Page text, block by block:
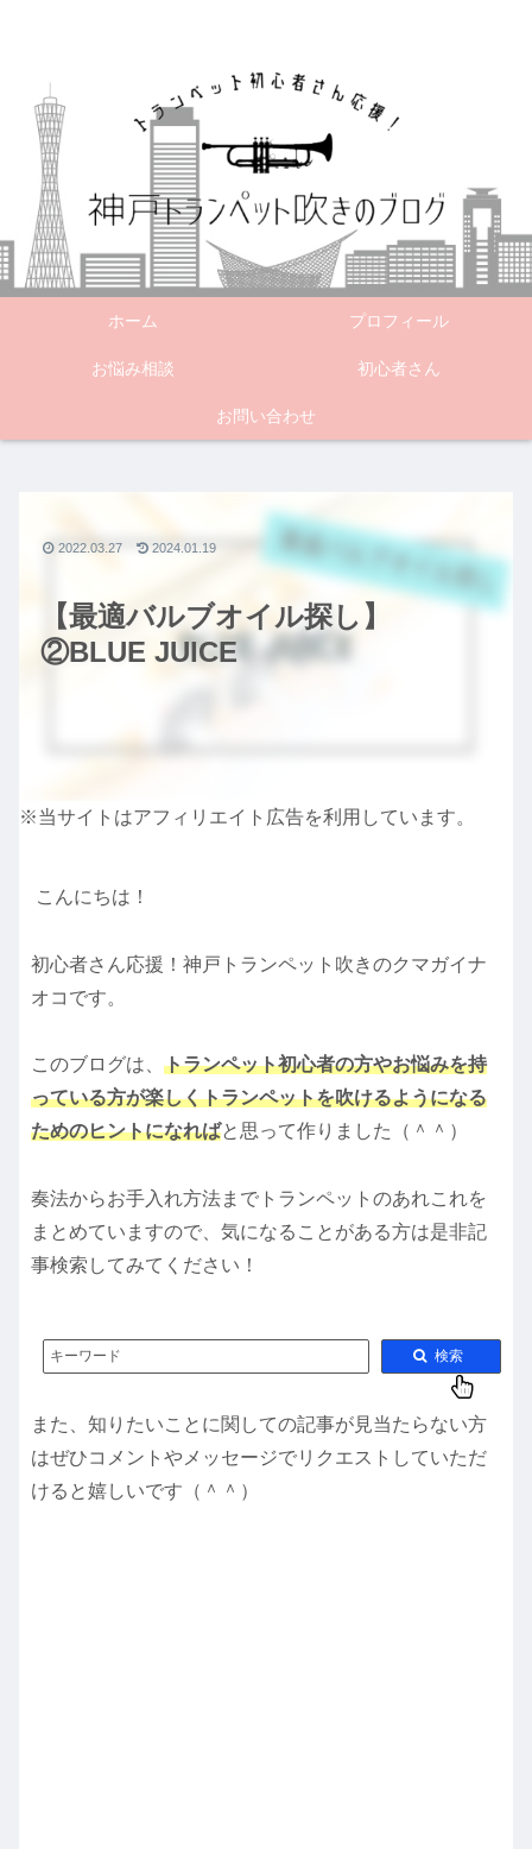
ホーム プロフィール
お悩み相談 初心者さん
お問い合わせ
【最適バルブオイル探し】
②BLUE JUICE
2022.03.27 2024.01.19
※当サイトはアフィリエイト広告を利用しています。
こんにちは！
初心者さん応援！神戸トランペット吹きのクマガイナ
オコです。
このブログは、 トランペット初心者の方やお悩みを持
っている方が楽しくトランペットを吹けるようになる
ためのヒントになればと思って作りました（＾＾）
奏法からお手入れ方法までトランペットのあれこれを
まとめていますので、気になることがある方は是非記
事検索してみてください！
キーワード 検索
また、知りたいことに関しての記事が見当たらない方
はぜひコメントやメッセージでリクエストしていただ
けると嬉しいです（＾＾）